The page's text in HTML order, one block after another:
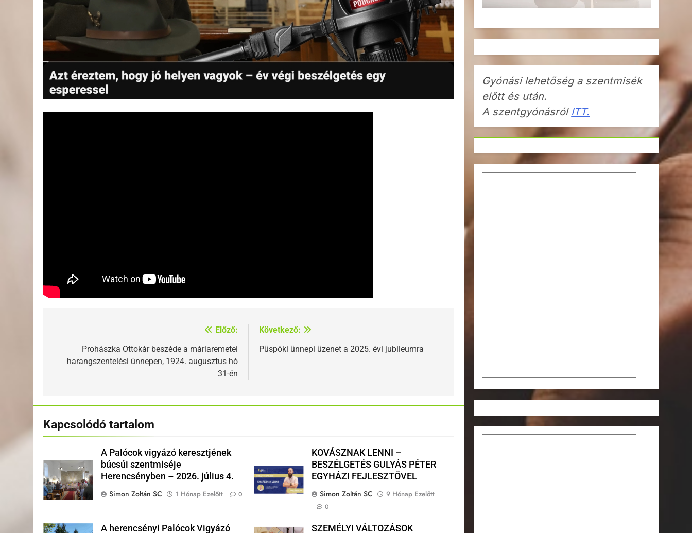
navigáció
Előző:
Prohászka Ottokár beszéde a máriaremetei
harangszentelési ünnepen, 1924. augusztus hó
31-én
Következő:
Püspöki ünnepi üzenet a 2025. évi jubileumra
Kapcsolódó tartalom
A Palócok vigyázó keresztjének
búcsúi szentmiséje
Herencsényben – 2026. július 4.
Simon Zoltán SC
1 Hónap Ezelőtt 0
KOVÁSZNAK LENNI –
BESZÉLGETÉS GULYÁS PÉTER
EGYHÁZI FEJLESZTŐVEL
Simon Zoltán SC
9 Hónap Ezelőtt
0
A herencsényi Palócok Vigyázó
SZEMÉLYI VÁLTOZÁSOK
Gyónási lehetőség a szentmisék
előtt és után.
A szentgyónásról ITT.